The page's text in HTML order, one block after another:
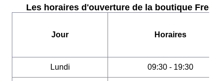
Les horaires d'ouverture de la boutique Free :
Jour Horaires
Lundi 09:30 - 19:30